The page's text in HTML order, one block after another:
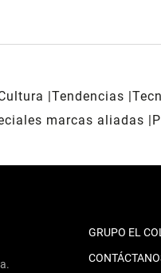
Tendencias
marcas aliadas
GRUPO EL